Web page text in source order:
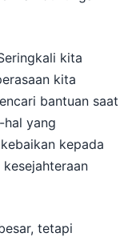
kita
kita
bantuan saat
hal yang
kepada
tetapi